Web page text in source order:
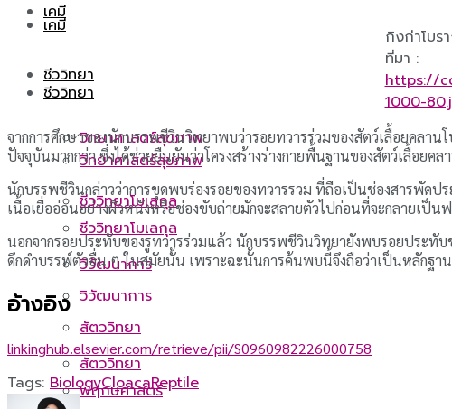
เคมี
ชีววิทยา
วิทยาศาสตร์สุขภาพ
ชีววิทยาโมเลกุล
วิวัฒนาการ
สัตววิทยา
เคมี
ชีววิทยา
วิทยาศาสตร์สุขภาพ
ชีววิทยาโมเลกุล
วิวัฒนาการ
สัตววิทยา
พฤกษศาสตร์
กิงก่าโบ
ที่มา :
https://
1000-
จากการศึกษาของนักบรรพชีวินวิทยาพบว่ารอยทวารร่วมของสัตว์เลื้อยคลาน
ปัจจุบันมากกว่า ซึ่งได้ช่วยยืนยันว่าโครงสร้างร่างกายพื้นฐานของสัตว์เลื้อย
นักบรรพชีวินกล่าวว่าการขุดพบร่องรอยของทวารรวม ที่ถือเป็นช่องสารพัด
เนื้อเยื่ออ่อนอย่างผิวหนังหรือช่องขับถ่ายมักจะสลายตัวไปก่อนที่จะกลายเป็น
นอกจากรอยประทับของรูทวารร่วมแล้ว นักบรรพชีวินวิทยายังพบรอยประทั
ดึกดำบรรพ์ตัวอื่น ๆ ในสมัยนั้น เพราะฉะนั้นการค้นพบนี้จึงถือว่าเป็นหลักฐา
อ้างอิง
linkinghub.elsevier.com/retrieve/pii/S0960982226000758
Tags: BiologyCloacaReptile